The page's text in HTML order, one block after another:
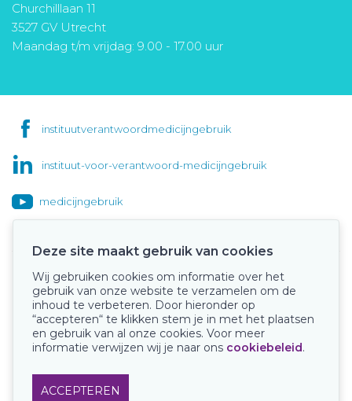
Churchilllaan 11
3527 GV Utrecht
Maandag t/m vrijdag: 9.00 - 17.00 uur
instituutverantwoordmedicijngebruik
instituut-voor-verantwoord-medicijngebruik
medicijngebruik
Onze keurmerken
Deze site maakt gebruik van cookies
Wij gebruiken cookies om informatie over het
gebruik van onze website te verzamelen om de
inhoud te verbeteren. Door hieronder op
“accepteren“ te klikken stem je in met het plaatsen
en gebruik van al onze cookies. Voor meer
informatie verwijzen wij je naar ons cookiebeleid.
ACCEPTEREN